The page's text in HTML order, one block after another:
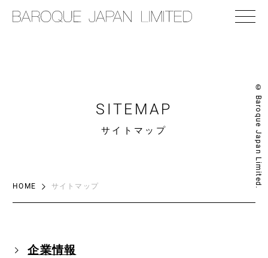
SITEMAP
サイトマップ © Baroque Japan Limited.
HOME サイトマップ
企業情報